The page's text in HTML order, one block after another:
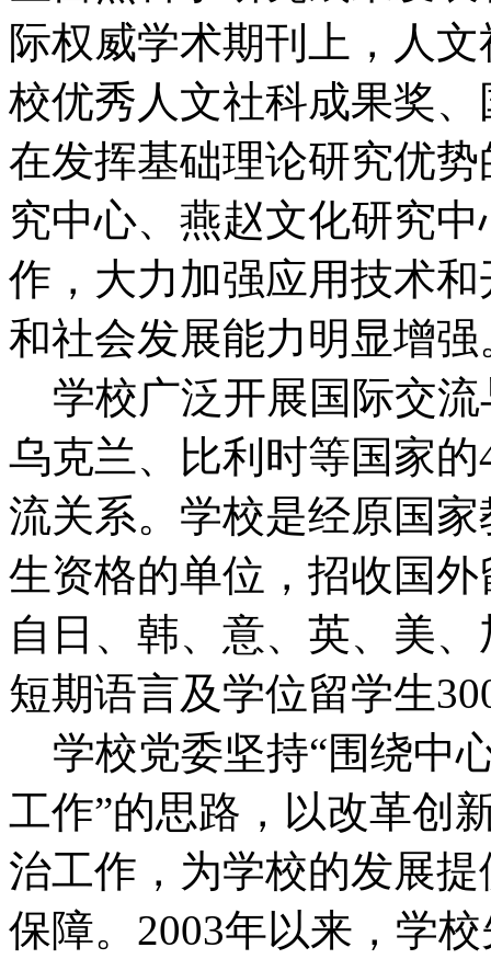
际权威学术期刊上，人
校优秀人文社科成果奖
在发挥基础理论研究优
究中心、燕赵文化研究
作，大力加强应用技术
和社会发展能力明显增强
学校广泛开展国际交流
乌克兰、比利时等国家
流关系。学校是经原国
生资格的单位，招收国
自日、韩、意、英、美
短期语言及学位留学生
学校党委坚持“围绕中
工作”的思路，以改革创
治工作，为学校的发展
保障。2003年以来，学